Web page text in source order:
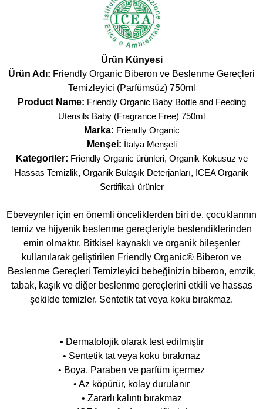
Ürün Künyesi
Ürün Adı: Friendly Organic Biberon ve Beslenme Gereçleri
Temizleyici (Parfümsüz) 750ml
Product Name: Friendly Organic Baby Bottle and Feeding
Utensils Baby (Fragrance Free) 750ml
Marka: Friendly Organic
Menşei: İtalya Menşeli
Kategoriler: Friendly Organic ürünleri, Organik Kokusuz ve
Hassas Temizlik, Organik Bulaşık Deterjanları, ICEA Organik
Sertifikalı ürünler
Ebeveynler için en önemli önceliklerden biri de, çocuklarının
temiz ve hijyenik beslenme gereçleriyle beslendiklerinden
emin olmaktır. Bitkisel kaynaklı ve organik bileşenler
kullanılarak geliştirilen Friendly Organic® Biberon ve
Beslenme Gereçleri Temizleyici bebeğinizin biberon, emzik,
tabak, kaşık ve diğer beslenme gereçlerini etkili ve hassas
şekilde temizler. Sentetik tat veya koku bırakmaz.
• Dermatolojik olarak test edilmiştir
• Sentetik tat veya koku bırakmaz
• Boya, Paraben ve parfüm içermez
• Az köpürür, kolay durulanır
• Zararlı kalıntı bırakmaz